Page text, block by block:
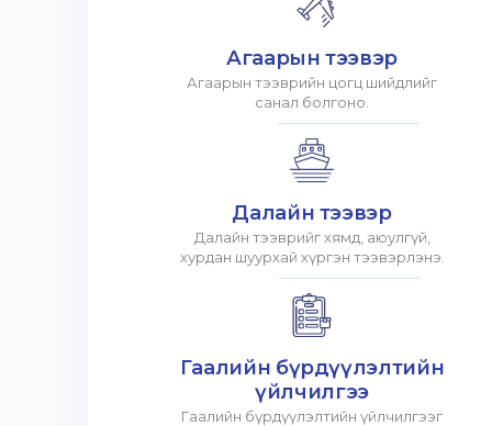
Агаарын тээвэр
Агаарын тээврийн цогц шийдлийг
санал болгоно.
Далайн тээвэр
Далайн тээврийг хямд, аюулгүй,
хурдан шуурхай хүргэн тээвэрлэнэ.
Гаалийн бүрдүүлэлтийн
үйлчилгээ
Гаалийн бүрдүүлэлтийн үйлчилгээг